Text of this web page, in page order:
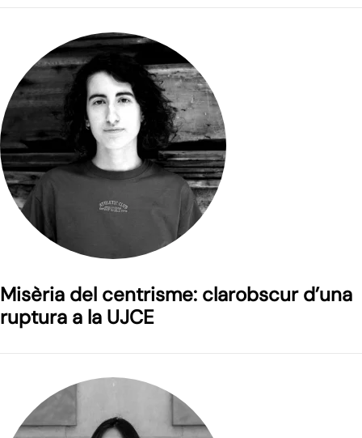
Misèria del centrisme: clarobscur d’una
ruptura a la UJCE